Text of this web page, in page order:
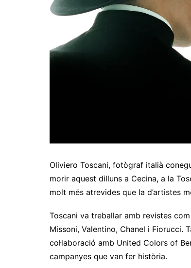
Oliviero Toscani, fotògraf italià
morir aquest dilluns a Cecina, a la
molt més atrevides que la d’artistes
Toscani va treballar amb revistes com
Missoni, Valentino, Chanel i Fiorucci.
col·laboració amb United Colors of
campanyes que van fer història.